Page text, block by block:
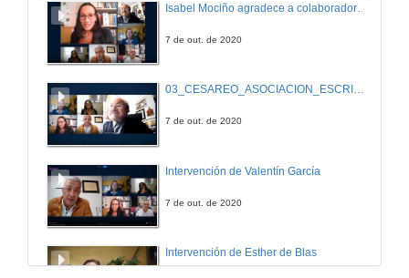
7 de out. de 2020
03_CESAREO_ASOCIACION_ESCRITORES.mp4
7 de out. de 2020
Intervención de Valentín García
7 de out. de 2020
Intervención de Esther de Blas